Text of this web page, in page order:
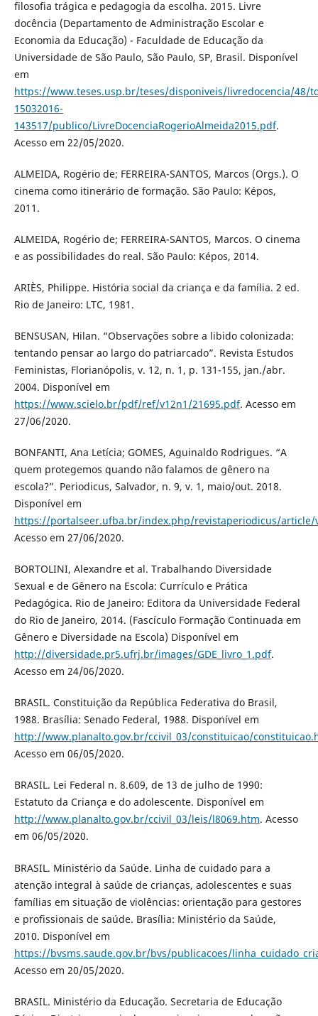
filosofia trágica e pedagogia da escolha. 2015. Livre
docência (Departamento de Administração Escolar e
Economia da Educação) - Faculdade de Educação da
Universidade de São Paulo, São Paulo, SP, Brasil. Disponível
em
https://www.teses.usp.br/teses/disponiveis/livredocencia/48/
15032016-
143517/publico/LivreDocenciaRogerioAlmeida2015.pdf.
Acesso em 22/05/2020.
ALMEIDA, Rogério de; FERREIRA-SANTOS, Marcos (Orgs.). O
cinema como itinerário de formação. São Paulo: Képos,
2011.
ALMEIDA, Rogério de; FERREIRA-SANTOS, Marcos. O cinema
e as possibilidades do real. São Paulo: Képos, 2014.
ARIÈS, Philippe. História social da criança e da família. 2 ed.
Rio de Janeiro: LTC, 1981.
BENSUSAN, Hilan. “Observações sobre a libido colonizada:
tentando pensar ao largo do patriarcado”. Revista Estudos
Feministas, Florianópolis, v. 12, n. 1, p. 131-155, jan./abr.
2004. Disponível em
https://www.scielo.br/pdf/ref/v12n1/21695.pdf. Acesso em
27/06/2020.
BONFANTI, Ana Letícia; GOMES, Aguinaldo Rodrigues. “A
quem protegemos quando não falamos de gênero na
escola?”. Periodicus, Salvador, n. 9, v. 1, maio/out. 2018.
Disponível em
https://portalseer.ufba.br/index.php/revistaperiodicus/article/
Acesso em 27/06/2020.
BORTOLINI, Alexandre et al. Trabalhando Diversidade
Sexual e de Gênero na Escola: Currículo e Prática
Pedagógica. Rio de Janeiro: Editora da Universidade Federal
do Rio de Janeiro, 2014. (Fascículo Formação Continuada em
Gênero e Diversidade na Escola) Disponível em
http://diversidade.pr5.ufrj.br/images/GDE_livro_1.pdf.
Acesso em 24/06/2020.
BRASIL. Constituição da República Federativa do Brasil,
1988. Brasília: Senado Federal, 1988. Disponível em
http://www.planalto.gov.br/ccivil_03/constituicao/
Acesso em 06/05/2020.
BRASIL. Lei Federal n. 8.609, de 13 de julho de 1990:
Estatuto da Criança e do adolescente. Disponível em
http://www.planalto.gov.br/ccivil_03/leis/l8069.htm. Acesso
em 06/05/2020.
BRASIL. Ministério da Saúde. Linha de cuidado para a
atenção integral à saúde de crianças, adolescentes e suas
famílias em situação de violências: orientação para gestores
e profissionais de saúde. Brasília: Ministério da Saúde,
2010. Disponível em
https://bvsms.saude.gov.br/bvs/publicacoes/
Acesso em 20/05/2020.
BRASIL. Ministério da Educação. Secretaria de Educação